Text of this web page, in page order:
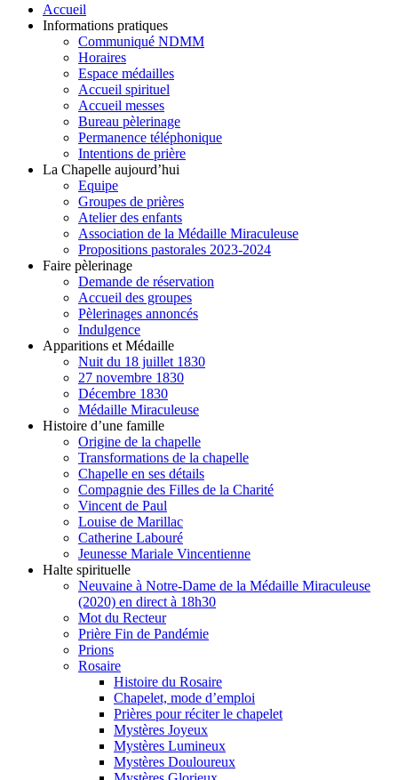
Accueil
Informations pratiques
Communiqué NDMM
Horaires
Espace médailles
Accueil spirituel
Accueil messes
Bureau pèlerinage
Permanence téléphonique
Intentions de prière
La Chapelle aujourd’hui
Equipe
Groupes de prières
Atelier des enfants
Association de la Médaille Miraculeuse
Propositions pastorales 2023-2024
Faire pèlerinage
Demande de réservation
Accueil des groupes
Pèlerinages annoncés
Indulgence
Apparitions et Médaille
Nuit du 18 juillet 1830
27 novembre 1830
Décembre 1830
Médaille Miraculeuse
Histoire d’une famille
Origine de la chapelle
Transformations de la chapelle
Chapelle en ses détails
Compagnie des Filles de la Charité
Vincent de Paul
Louise de Marillac
Catherine Labouré
Jeunesse Mariale Vincentienne
Halte spirituelle
Neuvaine à Notre-Dame de la Médaille Miraculeuse
(2020) en direct à 18h30
Mot du Recteur
Prière Fin de Pandémie
Prions
Rosaire
Histoire du Rosaire
Chapelet, mode d’emploi
Prières pour réciter le chapelet
Mystères Joyeux
Mystères Lumineux
Mystères Douloureux